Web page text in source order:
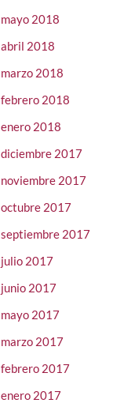
mayo 2018
abril 2018
marzo 2018
febrero 2018
enero 2018
diciembre 2017
noviembre 2017
octubre 2017
septiembre 2017
julio 2017
junio 2017
mayo 2017
marzo 2017
febrero 2017
enero 2017